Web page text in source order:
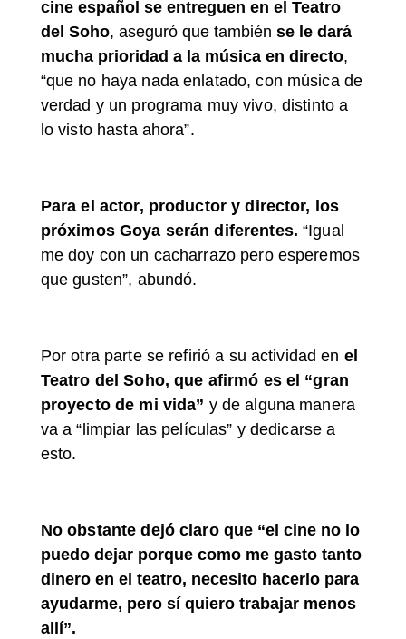
cine español se entreguen en el Teatro
del Soho, aseguró que también se le dará
mucha prioridad a la música en directo,
“que no haya nada enlatado, con música de
verdad y un programa muy vivo, distinto a
lo visto hasta ahora”.
Para el actor, productor y director, los
próximos Goya serán diferentes. “Igual
me doy con un cacharrazo pero esperemos
que gusten”, abundó.
Por otra parte se refirió a su actividad en el
Teatro del Soho, que afirmó es el “gran
proyecto de mi vida” y de alguna manera
va a “limpiar las películas” y dedicarse a
esto.
No obstante dejó claro que “el cine no lo
puedo dejar porque como me gasto tanto
dinero en el teatro, necesito hacerlo para
ayudarme, pero sí quiero trabajar menos
allí”.